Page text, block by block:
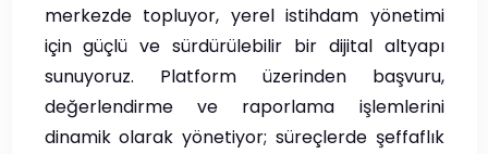
merkezde topluyor, yerel istihdam yönetimi
için güçlü ve sürdürülebilir bir dijital altyapı
sunuyoruz. Platform üzerinden başvuru,
değerlendirme ve raporlama işlemlerini
dinamik olarak yönetiyor; süreçlerde şeffaflık